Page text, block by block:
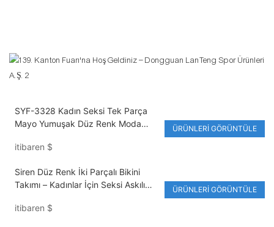
SYF-3328 Kadın Seksi Tek Parça
Mayo Yumuşak Düz Renk Moda
itibaren $
ÜRÜNLERI GÖRÜNTÜLE
Siren Düz Renk İki Parçalı Bikini
Takımı – Kadınlar İçin Seksi Askılı
itibaren $
ÜRÜNLERI GÖRÜNTÜLE